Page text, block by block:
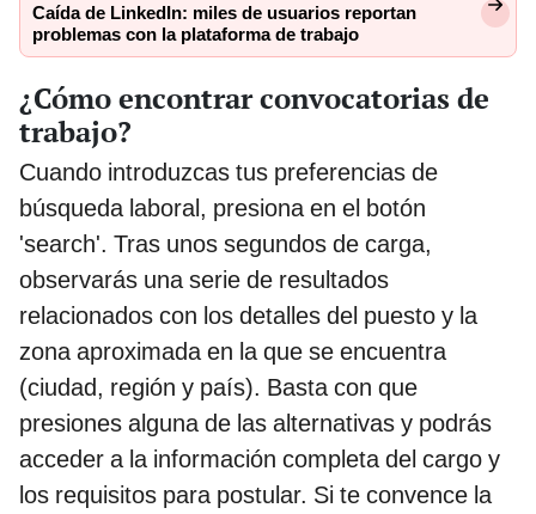
Caída de LinkedIn: miles de usuarios reportan
problemas con la plataforma de trabajo
¿Cómo encontrar convocatorias de
trabajo?
Cuando introduzcas tus preferencias de
búsqueda laboral, presiona en el botón
'search'. Tras unos segundos de carga,
observarás una serie de resultados
relacionados con los detalles del puesto y la
zona aproximada en la que se encuentra
(ciudad, región y país). Basta con que
presiones alguna de las alternativas y podrás
acceder a la información completa del cargo y
los requisitos para postular. Si te convence la